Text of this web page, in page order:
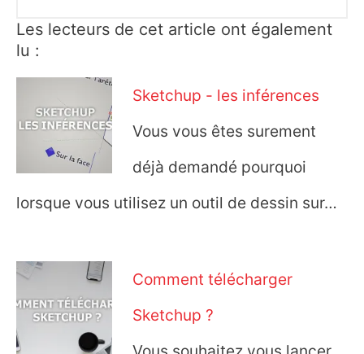
Les lecteurs de cet article ont également
lu :
Sketchup - les inférences
Vous vous êtes surement
déjà demandé pourquoi
lorsque vous utilisez un outil de dessin sur…
Comment télécharger
Sketchup ?